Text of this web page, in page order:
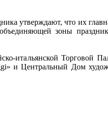
утверждают, что их
зоны
итальянской Торговой
и Центральный Дом